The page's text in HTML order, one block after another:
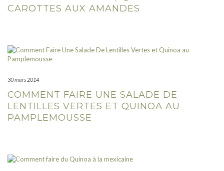
CAROTTES AUX AMANDES
30 mars 2014
COMMENT FAIRE UNE SALADE DE
LENTILLES VERTES ET QUINOA AU
PAMPLEMOUSSE